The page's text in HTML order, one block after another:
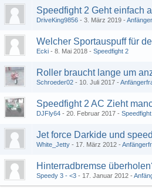
Speedfight 2 Geht einfach
DriveKing9856 3. März 2019
Welcher Sportauspuff für
Ecki 8. Mai 2018 Speedfight 2
Roller braucht lange um
Schroeder02 10. Juli 2017
Speedfight 2 AC Zieht
DJFly64 20. Februar 2017
Jet force Darkide und
White_Jetty 17. März 2012
Hinterradbremse
Speedy 3 - <3 17. Januar 2012